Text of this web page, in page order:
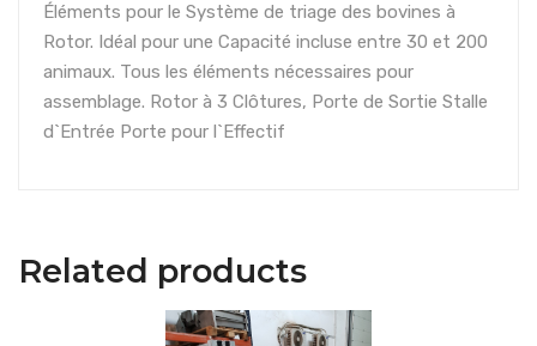
Éléments pour le Système de triage des bovines à
Rotor. Idéal pour une Capacité incluse entre 30 et 200
animaux. Tous les éléments nécessaires pour
assemblage. Rotor à 3 Clôtures, Porte de Sortie Stalle
d`Entrée Porte pour l`Effectif
Related products